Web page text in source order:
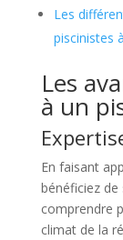
Les
piscinistes
Les
à un
En faisant
bénéficiez
comprendre
climat de la